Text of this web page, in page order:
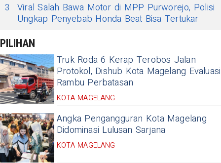
3
Viral Salah Bawa Motor di MPP Purworejo, Polisi
Ungkap Penyebab Honda Beat Bisa Tertukar
PILIHAN
Truk Roda 6 Kerap Terobos Jalan
Protokol, Dishub Kota Magelang Evaluasi
Rambu Perbatasan
KOTA MAGELANG
Angka Pengangguran Kota Magelang
Didominasi Lulusan Sarjana
KOTA MAGELANG